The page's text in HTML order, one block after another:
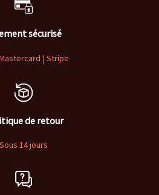
sécurisé
| Stripe
de retour
Sous 14 jours